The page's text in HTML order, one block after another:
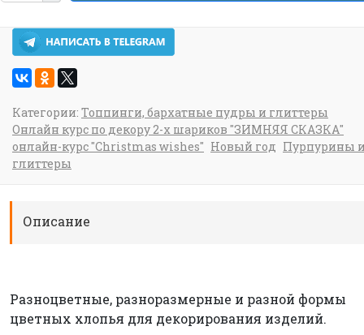
Категории: Топпинги, бархатные пудры и глиттеры
Онлайн курс по декору 2-х шариков "ЗИМНЯЯ СКАЗКА"
онлайн-курс "Christmas wishes" Новый год Пурпурины
глиттеры
Описание
Разноцветные, разноразмерные и разной формы
цветных хлопья для декорирования изделий.